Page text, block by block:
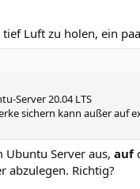
Luft zu holen, ein
Server 20.04 LTS
sichern kann außer auf
Ubuntu Server aus, auf
abzulegen. Richtig?